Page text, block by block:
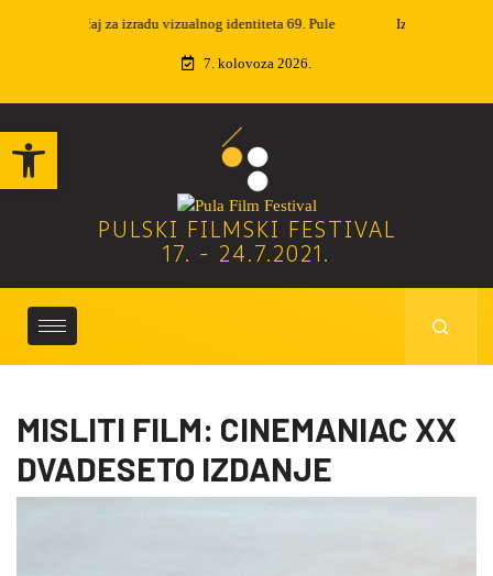
Open toolbar
Izvučeni dobitnici nagradne igre
7. kolovoza 2026.
PULSKI FILMSKI FESTIVAL
17. - 24.7.2021.
MISLITI FILM: CINEMANIAC XX
DVADESETO IZDANJE